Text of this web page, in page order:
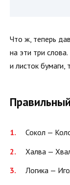
Что ж, теперь
на эти три
и листок бумаги,
Сокол —
Халва —
Логика —